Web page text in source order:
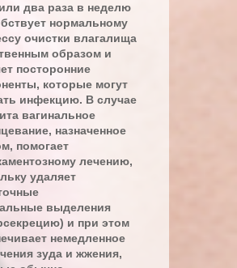
два раза в неделю
нормальному
очистки влагалища
образом и
посторонние
которые могут
инфекцию. В случае
вагинальное
назначенное
помогает
лечению,
удаляет
выделения
и при этом
немедленное
зуда и жжения,